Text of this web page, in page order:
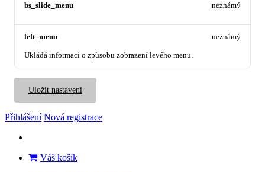
bs_slide_menu neznámý
left_menu
Ukládá informaci o způsobu zobrazení levého menu.
neznámý
Uložit nastavení
Přihlášení Nová registrace
Váš košík